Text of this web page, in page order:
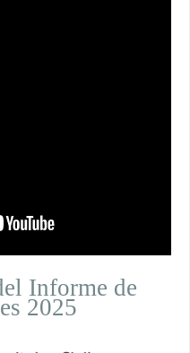
Informe de
2025